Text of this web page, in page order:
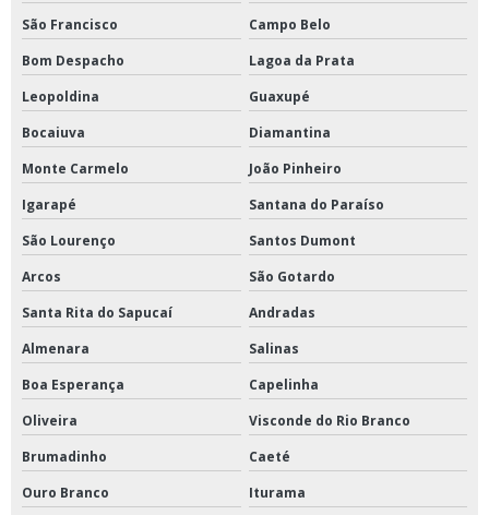
São Francisco
Campo Belo
Bom Despacho
Lagoa da Prata
Leopoldina
Guaxupé
Bocaiuva
Diamantina
Monte Carmelo
João Pinheiro
Igarapé
Santana do Paraíso
São Lourenço
Santos Dumont
Arcos
São Gotardo
Santa Rita do Sapucaí
Andradas
Almenara
Salinas
Boa Esperança
Capelinha
Oliveira
Visconde do Rio Branco
Brumadinho
Caeté
Ouro Branco
Iturama